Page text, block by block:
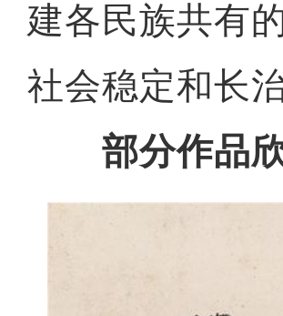
建各民族共有
社会稳定和长
部分作品